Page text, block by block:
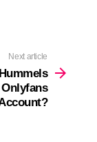
Next article